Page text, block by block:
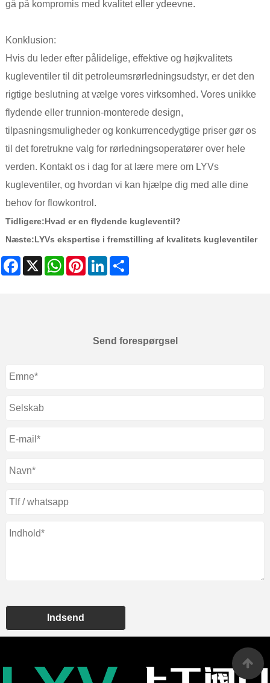
gå på kompromis med kvalitet eller ydeevne.
Konklusion:
Hvis du leder efter pålidelige, effektive og højkvalitets
kugleventiler til dit petroleumsrørledningsudstyr, er det den
rigtige beslutning at vælge vores virksomhed. Vores unikke
flydende eller trunnion-monterede design,
tilpasningsmuligheder og konkurrencedygtige priser gør os
til det foretrukne valg for rørledningsoperatører over hele
verden. Kontakt os i dag for at lære mere om LYVs
kugleventiler, og hvordan vi kan hjælpe dig med alle dine
behov for flowkontrol.
Tidligere:Hvad er en flydende kugleventil?
Næste:LYVs ekspertise i fremstilling af kvalitets kugleventiler
Facebook
X WhatsAppPinterestLinkedIn
Send forespørgsel
Indsend